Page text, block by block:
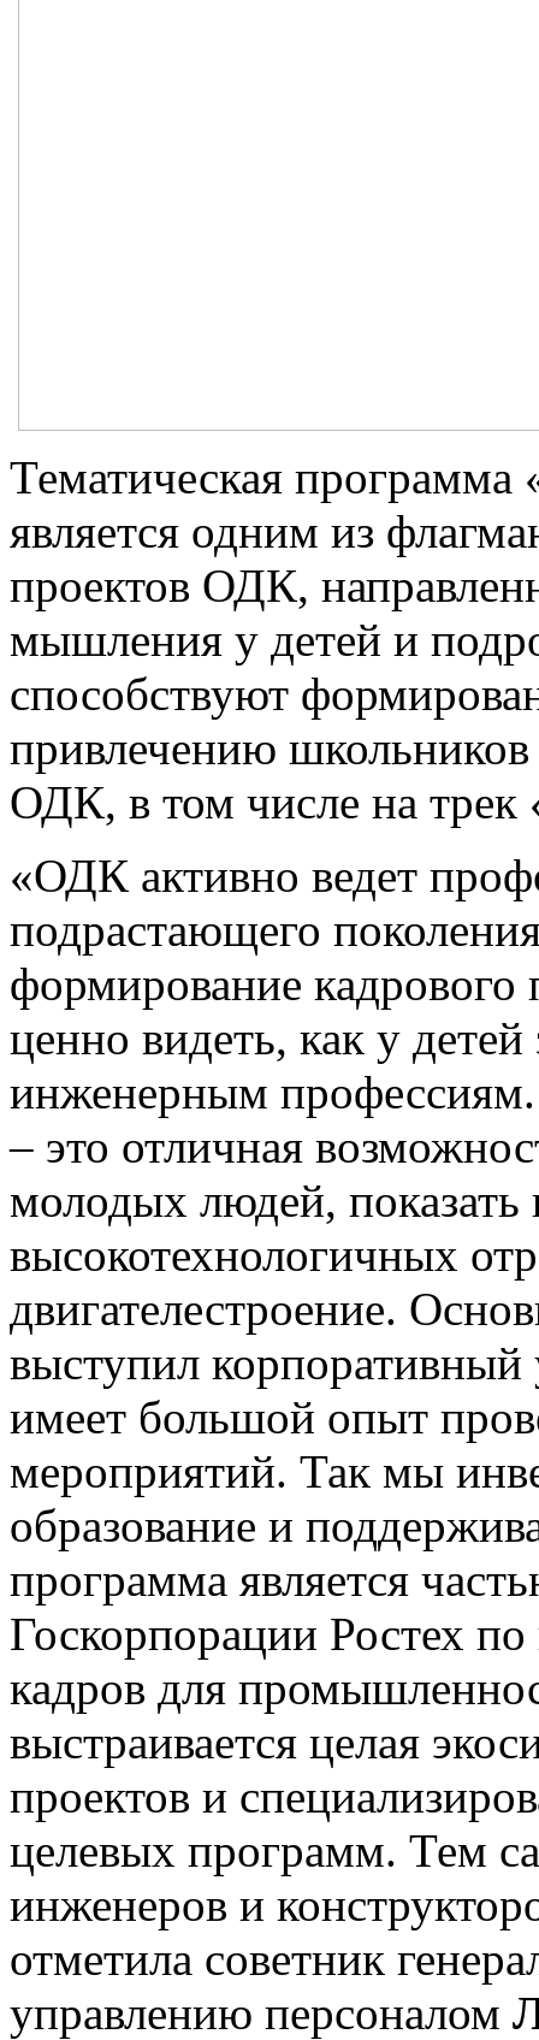
Тематическая программа
является одним из
проектов ОДК,
мышления у детей и
способствуют
привлечению школьников
ОДК, в том числе на трек
«ОДК активно ведет
подрастающего
формирование кадрового
ценно видеть, как у
инженерным
– это отличная
молодых людей, показать
высокотехнологичных
двигателестроение.
выступил
имеет большой опыт
мероприятий. Так мы
образование и
программа является
Госкорпорации Ростех
кадров для
выстраивается целая
проектов и
целевых программ. Тем
инженеров и
отметила советник
управлению персоналом